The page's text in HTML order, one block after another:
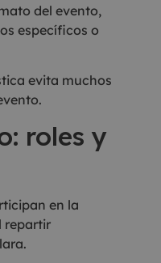
del evento,
específicos o
evita muchos
roles y
en la
repartir